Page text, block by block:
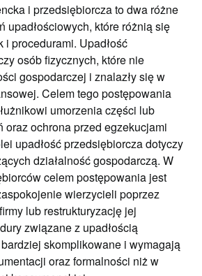
i przedsiębiorcza to dwa różne
upadłościowych, które różnią się
i procedurami. Upadłość
osób fizycznych, które nie
gospodarczej i znalazły się w
Celem tego postępowania
umorzenia części lub
oraz ochrona przed egzekucjami
upadłość przedsiębiorcza dotyczy
działalność gospodarczą. W
celem postępowania jest
wierzycieli poprzez
lub restrukturyzację jej
związane z upadłością
skomplikowane i wymagają
oraz formalności niż w